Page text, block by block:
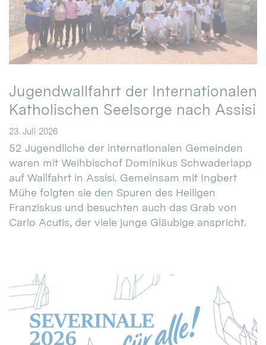
Jugendwallfahrt der Internationalen
Katholischen Seelsorge nach Assisi
23. Juli 2026
52 Jugendliche der internationalen Gemeinden
waren mit Weihbischof Dominikus Schwaderlapp
auf Wallfahrt in Assisi. Gemeinsam mit Ingbert
Mühe folgten sie den Spuren des Heiligen
Franziskus und besuchten auch das Grab von
Carlo Acutis, der viele junge Gläubige anspricht.